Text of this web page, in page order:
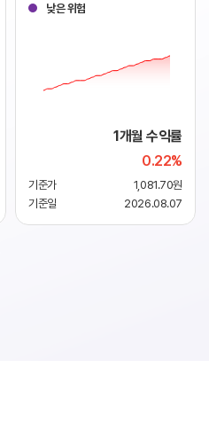
낮은 위험
1개월 수익률
0.22%
기준가
1,081.70원
기준일
2026.08.07